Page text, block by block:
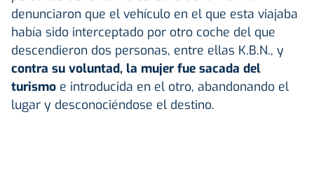
denunciaron que el vehículo en el que esta viajaba
había sido interceptado por otro coche del que
descendieron dos personas, entre ellas K.B.N., y
contra su voluntad, la mujer fue sacada del
turismo e introducida en el otro, abandonando el
lugar y desconociéndose el destino.